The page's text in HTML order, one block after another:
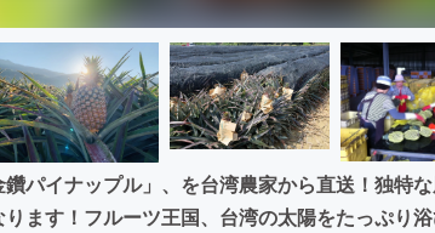
パイナップル」、を台湾農家から直送！独特な
ます！フルーツ王国、台湾の太陽をたっぷり